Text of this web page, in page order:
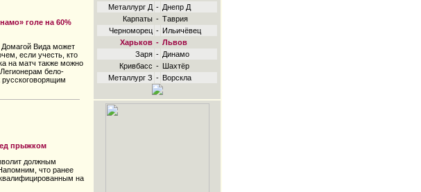
голе на 60%
Вида может
если учесть, кто
на матч также можно
бело-
прыжком
должным
что ранее
на
Металлург Д - Днепр Д
Карпаты - Таврия
Черноморец - Ильичёвец
Харьков - Львов
Заря - Динамо
Кривбасс - Шахтёр
Металлург З - Ворскла